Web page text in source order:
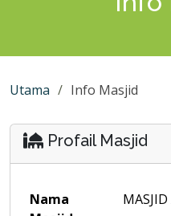
Utama Info Masjid
Profail Masjid
Nama